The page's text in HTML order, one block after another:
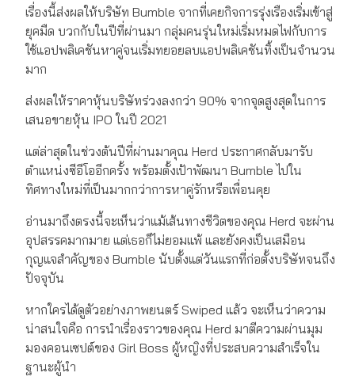
เรื่องนี้ส่งผลให้บริษัท Bumble จากที่เคยกิจการรุ่งเรืองเริ่มเข้าสู่
ยุคมืด บวกกับในปีที่ผ่านมา กลุ่มคนรุ่นใหม่เริ่มหมดไฟกับการ
ใช้แอปพลิเคชันหาคู่จนเริ่มทยอยลบแอปพลิเคชันทิ้งเป็นจำนวน
มาก
ส่งผลให้ราคาหุ้นบริษัทร่วงลงกว่า 90% จากจุดสูงสุดในการ
เสนอขายหุ้น IPO ในปี 2021
แต่ล่าสุดในช่วงต้นปีที่ผ่านมาคุณ Herd ประกาศกลับมารับ
ตำแหน่งซีอีโออีกครั้ง พร้อมตั้งเป้าพัฒนา Bumble ไปใน
ทิศทางใหม่ที่เป็นมากกว่าการหาคู่รักหรือเพื่อนคุย
อ่านมาถึงตรงนี้จะเห็นว่าแม้เส้นทางชีวิตของคุณ Herd จะผ่าน
อุปสรรคมากมาย แต่เธอก็ไม่ยอมแพ้ และยังคงเป็นเสมือน
กุญแจสำคัญของ Bumble นับตั้งแต่วันแรกที่ก่อตั้งบริษัทจนถึง
ปัจจุบัน
หากใครได้ดูตัวอย่างภาพยนตร์ Swiped แล้ว จะเห็นว่าความ
น่าสนใจคือ การนำเรื่องราวของคุณ Herd มาตีความผ่านมุม
มองคอนเซปต์ของ Girl Boss ผู้หญิงที่ประสบความสำเร็จใน
ฐานะผู้นำ